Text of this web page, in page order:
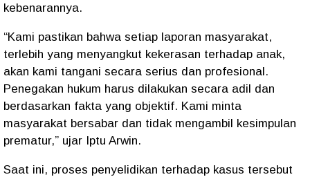
kebenarannya.
“Kami pastikan bahwa setiap laporan masyarakat,
terlebih yang menyangkut kekerasan terhadap anak,
akan kami tangani secara serius dan profesional.
Penegakan hukum harus dilakukan secara adil dan
berdasarkan fakta yang objektif. Kami minta
masyarakat bersabar dan tidak mengambil kesimpulan
prematur,” ujar Iptu Arwin.
Saat ini, proses penyelidikan terhadap kasus tersebut